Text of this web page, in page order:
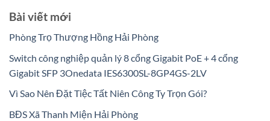
Bài viết mới
Phòng Trọ Thượng Hồng Hải Phòng
Switch công nghiệp quản lý 8 cổng Gigabit PoE + 4 cổng
Gigabit SFP 3Onedata IES6300SL-8GP4GS-2LV
Vì Sao Nên Đặt Tiệc Tất Niên Công Ty Trọn Gói?
BĐS Xã Thanh Miện Hải Phòng